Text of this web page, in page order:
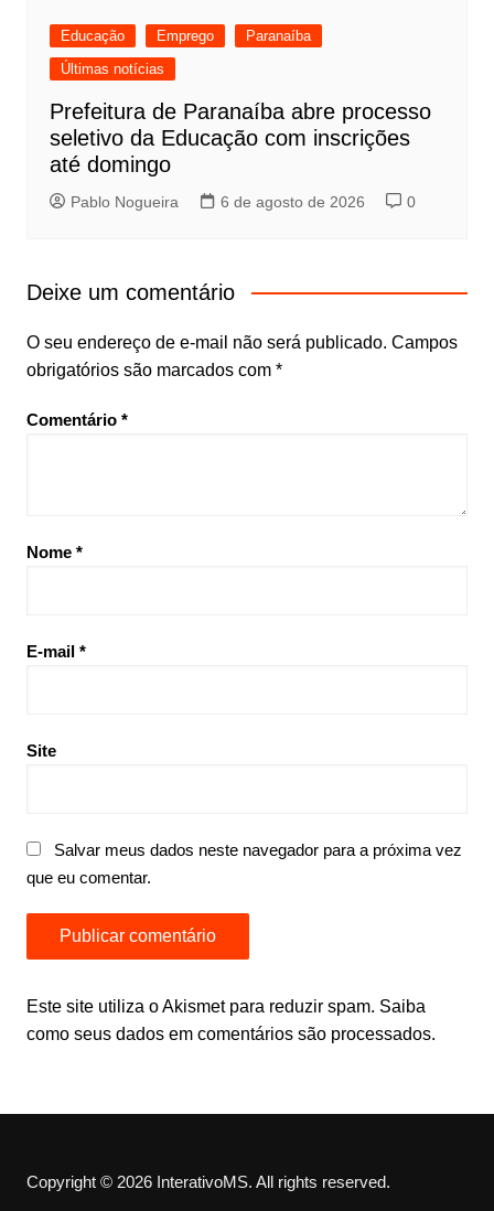
Educação Emprego
Paranaíba
Últimas notícias
Prefeitura de Paranaíba abre processo
seletivo da Educação com inscrições
até domingo
Pablo Nogueira 6 de agosto de 2026 0
Deixe um comentário
O seu endereço de e-mail não será publicado. Campos
obrigatórios são marcados com *
Comentário *
Nome *
E-mail *
Site
Salvar meus dados neste navegador para a próxima vez
que eu comentar.
Este site utiliza o Akismet para reduzir spam. Saiba
como seus dados em comentários são processados.
Copyright © 2026 InterativoMS. All rights reserved.